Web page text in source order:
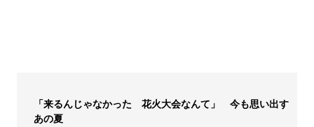
「来るんじゃなかった 花火大会なんて」 今も思い出す
あの夏